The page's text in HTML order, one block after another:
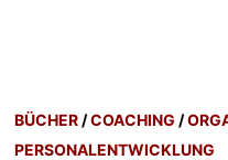
BÜCHER /COACHING /
PERSONALENTWICKLUNG